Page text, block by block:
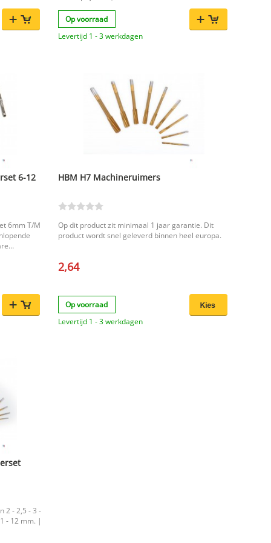
neem je
ruime,
keuze
koffer
Op voorraad
Levertijd 1 - 3 werkdagen
6-12
6mm T/M
over
naar een
HBM H7 Machineruimers
Op dit product zit minimaal 1 jaar garantie. Dit
product wordt snel geleverd binnen heel europa.
2,64
Op voorraad
Levertijd 1 - 3 werkdagen
2 - 2,5 - 3 -
- 12 mm. |